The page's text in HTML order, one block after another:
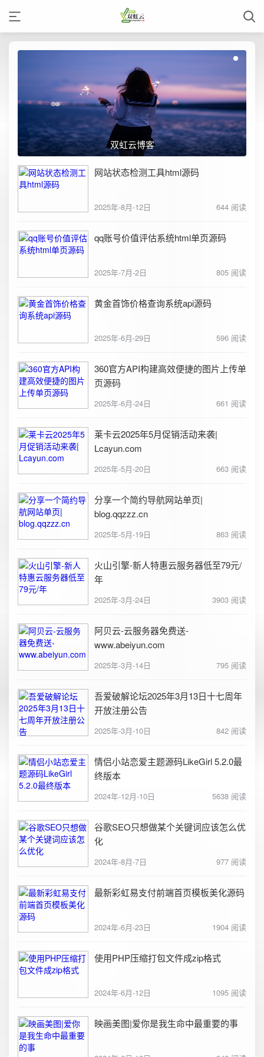
双虹云博客
网站状态检测工具html源码
2025年-8月-12日 644 阅读
qq账号价值评估系统html单页源码
2025年-7月-2日 805 阅读
黄金首饰价格查询系统api源码
2025年-6月-29日 596 阅读
360官方API构建高效便捷的图片上传单
页源码
2025年-6月-24日 661 阅读
莱卡云2025年5月促销活动来袭|
Lcayun.com
2025年-5月-20日 663 阅读
分享一个简约导航网站单页|
blog.qqzzz.cn
2025年-5月-19日 863 阅读
火山引擎-新人特惠云服务器低至79元/
年
2025年-3月-24日 3903 阅读
阿贝云-云服务器免费送-
www.abeiyun.com
2025年-3月-14日 795 阅读
吾爱破解论坛2025年3月13日十七周年
开放注册公告
2025年-3月-10日 842 阅读
情侣小站恋爱主题源码LikeGirl 5.2.0最
终版本
2024年-12月-10日 5638 阅读
谷歌SEO只想做某个关键词应该怎么优
化
2024年-8月-7日 977 阅读
最新彩虹易支付前端首页模板美化源码
2024年-6月-23日 1904 阅读
使用PHP压缩打包文件成zip格式
2024年-6月-12日 1095 阅读
映画美图|爱你是我生命中最重要的事